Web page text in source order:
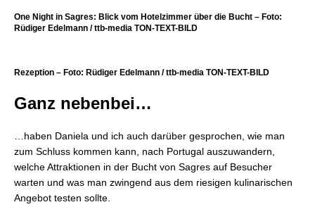
One Night in Sagres: Blick vom Hotelzimmer über die Bucht – Foto:
Rüdiger Edelmann / ttb-media TON-TEXT-BILD
Rezeption – Foto: Rüdiger Edelmann / ttb-media TON-TEXT-BILD
Ganz nebenbei…
…haben Daniela und ich auch darüber gesprochen, wie man
zum Schluss kommen kann, nach Portugal auszuwandern,
welche Attraktionen in der Bucht von Sagres auf Besucher
warten und was man zwingend aus dem riesigen kulinarischen
Angebot testen sollte.